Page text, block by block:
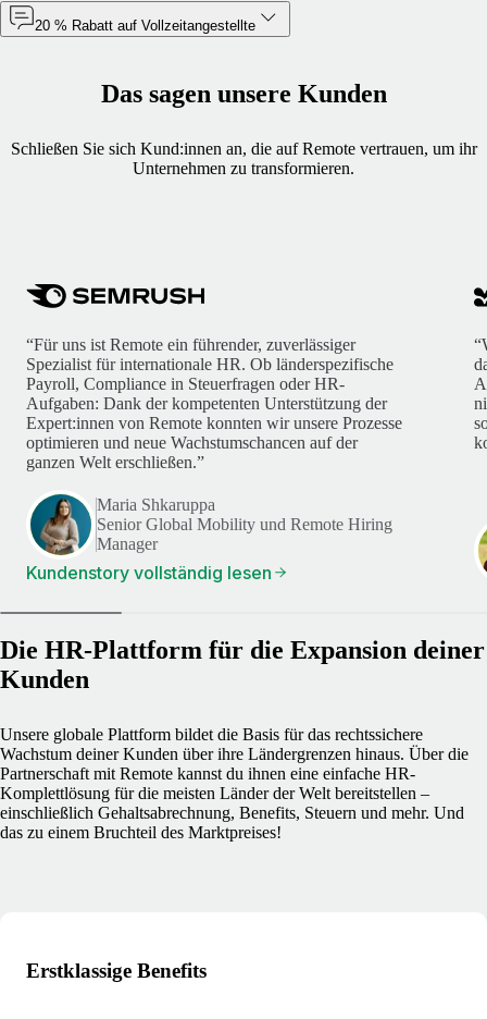
20 % Rabatt auf Vollzeitangestellte
Das sagen unsere Kunden
Schließen Sie sich Kund:innen an, die auf Remote vertrauen, um ihr
Unternehmen zu transformieren.
“Für uns ist Remote ein führender, zuverlässiger
Spezialist für internationale HR. Ob länderspezifische
Payroll, Compliance in Steuerfragen oder HR-
Aufgaben: Dank der kompetenten Unterstützung der
Expert:innen von Remote konnten wir unsere Prozesse
optimieren und neue Wachstumschancen auf der
ganzen Welt erschließen.”
Maria Shkaruppa
Senior Global Mobility und Remote Hiring
Manager
Kundenstory vollständig lesen
Die HR-Plattform für die Expansion deiner
Kunden
Unsere globale Plattform bildet die Basis für das rechtssichere
Wachstum deiner Kunden über ihre Ländergrenzen hinaus. Über die
Partnerschaft mit Remote kannst du ihnen eine einfache HR-
Komplettlösung für die meisten Länder der Welt bereitstellen –
einschließlich Gehaltsabrechnung, Benefits, Steuern und mehr. Und
das zu einem Bruchteil des Marktpreises!
Erstklassige Benefits